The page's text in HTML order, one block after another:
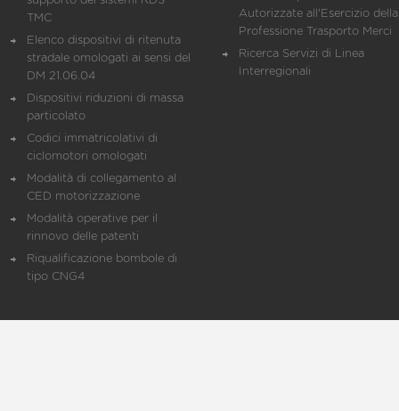
TMC
Elenco dispositivi di ritenuta
stradale omologati ai sensi del
DM 21.06.04
Dispositivi riduzioni di massa
particolato
Codici immatricolativi di
ciclomotori omologati
Modalità di collegamento al
CED motorizzazione
Modalità operative per il
rinnovo delle patenti
Riqualificazione bombole di
tipo CNG4
Autorizzate all'Esercizio della
Professione Trasporto Merci
Ricerca Servizi di Linea
Interregionali